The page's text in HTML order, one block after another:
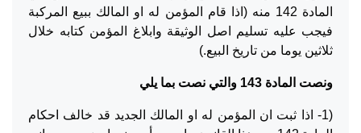
المادة 142 منه (اذا قام المؤمن له او المالك ببيع المركبة
فيجب عليه تسليم اصل الوثيقة وابلاغ المؤمن كتابه خلال
ثلاثين يوما من تاريخ البيع.)
ونصت المادة 143 والتي نصت بما يلي
(1- اذا ثبت ان المؤمن له او المالك الجديد قد خالف احكام